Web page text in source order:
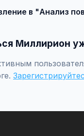
в "Анализ
Миллирион